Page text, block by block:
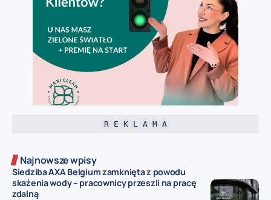
R E K L A M A
Najnowsze wpisy
Siedziba AXA Belgium zamknięta z powodu
skażenia wody – pracownicy przeszli na pracę
zdalną